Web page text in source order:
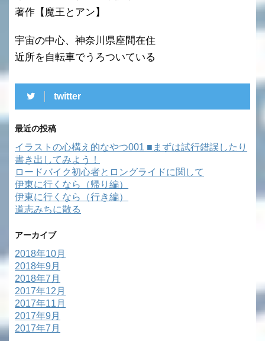
著作【魔王とアン】
宇宙の中心、神奈川県座間在住
近所を自転車でうろついている
twitter
最近の投稿
イラストの心構え的なやつ001 ■まずは試行錯誤したり
書き出してみよう！
ロードバイク初心者とロングライドに関して
伊東に行くなら（帰り編）
伊東に行くなら（行き編）
道志みちに散る
アーカイブ
2018年10月
2018年9月
2018年7月
2017年12月
2017年11月
2017年9月
2017年7月